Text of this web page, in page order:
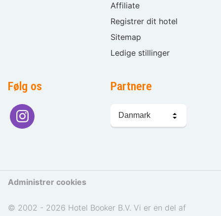
Affiliate
Registrer dit hotel
Sitemap
Ledige stillinger
Følg os Partnere
Administrer cookies
© 2002 - 2026 Hotel Booker B.V. Vi er en del af